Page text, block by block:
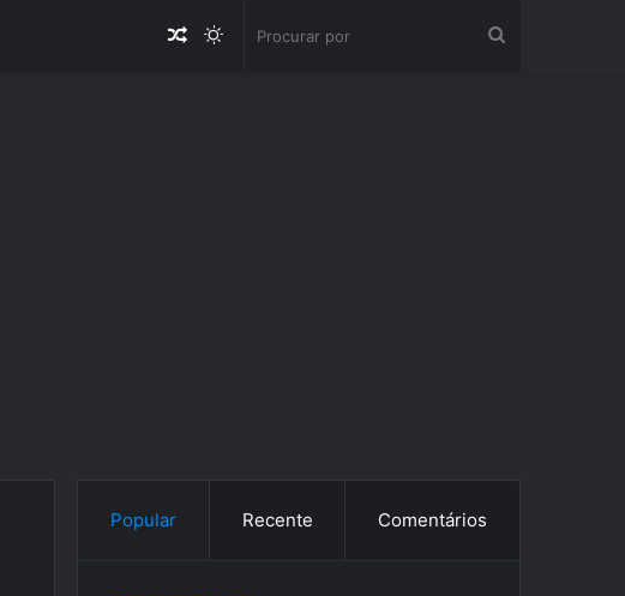
Switch
Artigo
Popular Recente Comentários